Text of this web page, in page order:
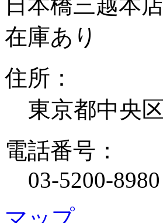
在庫あり
住所：
東京都中央
電話番号：
03-5200-8980
マップ